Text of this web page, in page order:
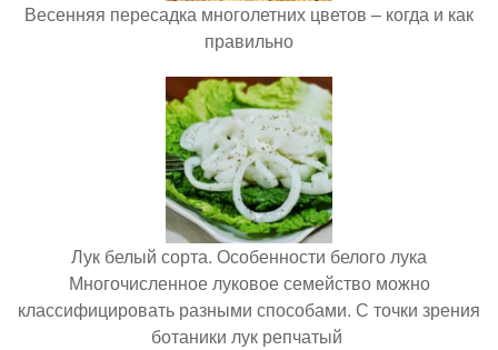
Весенняя пересадка многолетних цветов – когда и как
правильно
Лук белый сорта. Особенности белого лука
Многочисленное луковое семейство можно
классифицировать разными способами. С точки зрения
ботаники лук репчатый